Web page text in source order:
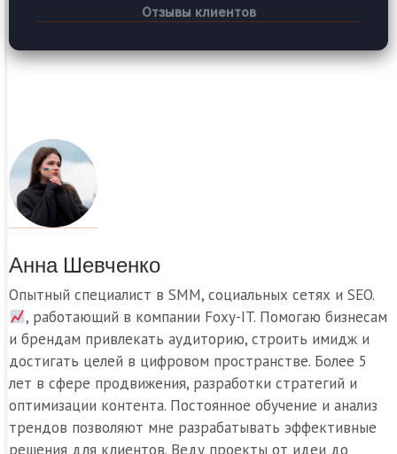
Отзывы клиентов
Анна Шевченко
Опытный специалист в SMM, социальных сетях и SEO.
, работающий в компании Foxy-IT. Помогаю бизнесам
и брендам привлекать аудиторию, строить имидж и
достигать целей в цифровом пространстве. Более 5
лет в сфере продвижения, разработки стратегий и
оптимизации контента. Постоянное обучение и анализ
трендов позволяют мне разрабатывать эффективные
решения для клиентов. Веду проекты от идеи до